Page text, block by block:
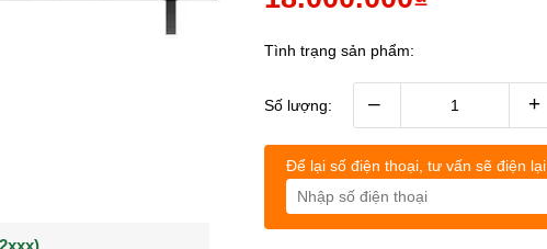
Tình trạng sản phẩm:
Số lượng: – +
Để lại số điện thoại, tư vấn sẽ điện lại